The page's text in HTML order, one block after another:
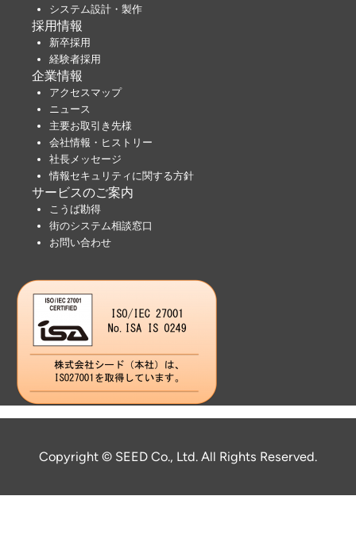
システム設計・製作
採用情報
新卒採用
経験者採用
企業情報
アクセスマップ
ニュース
主要お取引き先様
会社情報・ヒストリー
社長メッセージ
情報セキュリティに関する方針
サービスのご案内
こうば勘得
街のシステム相談窓口
お問い合わせ
Copyright © SEED Co., Ltd. All Rights Reserved.